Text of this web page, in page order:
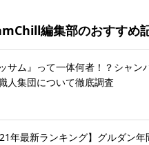
編集部のおすすめ
ッサム』って一体何者！？シャン
人集団について徹底調査
年最新ランキング】グルダン年